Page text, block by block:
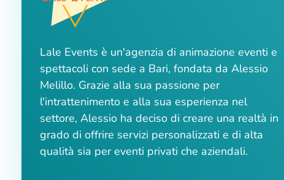
Lale Events è un'agenzia di animazione eventi e
spettacoli con sede a Bari, fondata da Alessio
Melillo. Grazie alla sua passione per
l'intrattenimento e alla sua esperienza nel
settore, Alessio ha deciso di creare una realtà in
grado di offrire servizi personalizzati e di alta
qualità sia per eventi privati che aziendali.